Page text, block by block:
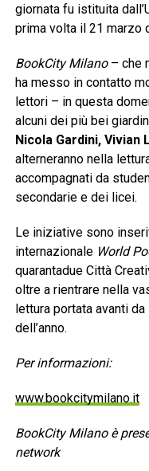
giornata fu istituita
prima volta il 21 marzo
BookCity Milano– che
ha messo in contatto
lettori – in questa
alcuni dei più bei
Nicola Gardini,
alterneranno nella
accompagnati da
secondarie e dei licei.
Le iniziative sono
internazionale World
quarantadue Città
oltre a rientrare nella
lettura portata avanti da
dell’anno.
Per informazioni:
www.bookcitymilano.it
BookCity Milano è
network